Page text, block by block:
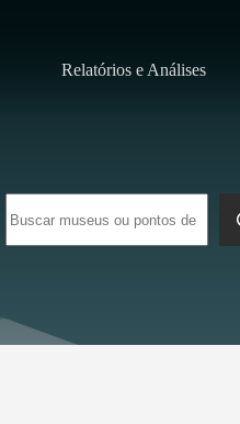
Relatórios e Análises
resultados